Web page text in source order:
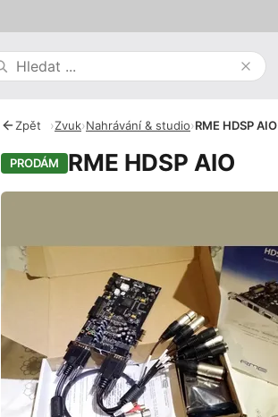
Zpět ›Zvuk›Nahrávání & studio›RME HDSP AIO
PRODÁM RME HDSP AIO
Fotografie